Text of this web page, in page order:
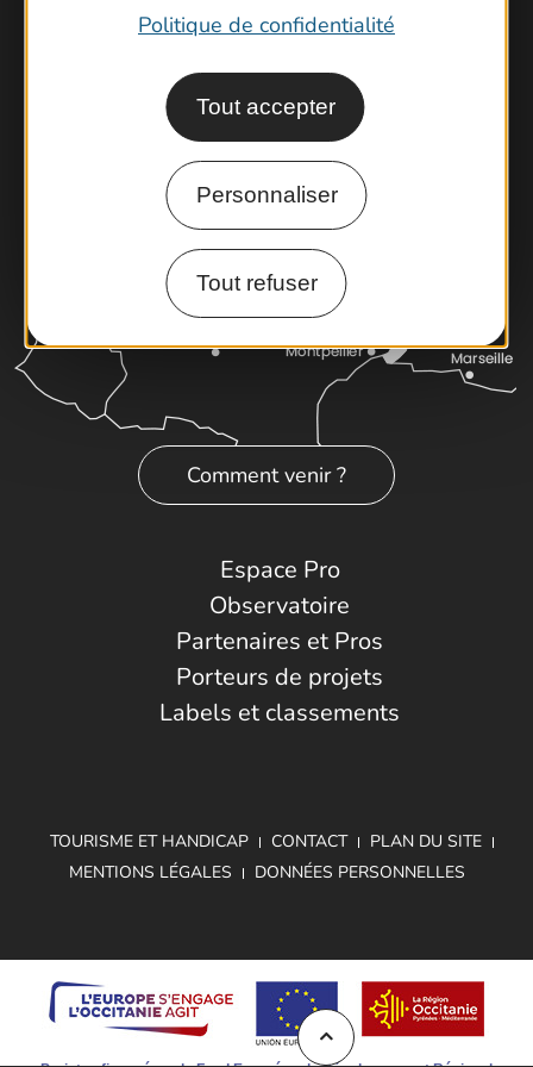
Politique de confidentialité
Tout accepter
Personnaliser
Tout refuser
Brochures
Cartoguides et Topoguides
Latitude Gard
Comment venir ?
Espace Pro
Observatoire
Partenaires et Pros
Porteurs de projets
Labels et classements
TOURISME ET HANDICAP CONTACT
PLAN DU SITE
MENTIONS LÉGALES
DONNÉES PERSONNELLES